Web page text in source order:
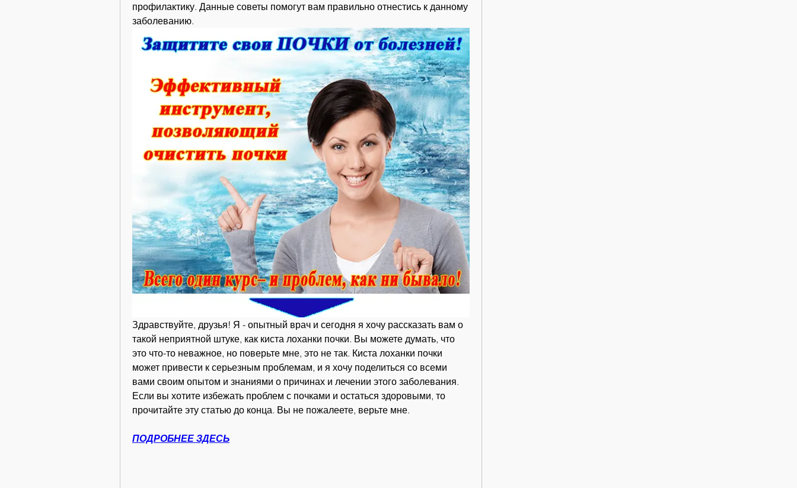
профилактику. Данные советы помогут вам правильно отнестись к данному
заболеванию.
Здравствуйте, друзья! Я - опытный врач и сегодня я хочу рассказать вам о
такой неприятной штуке, как киста лоханки почки. Вы можете думать, что
это что-то неважное, но поверьте мне, это не так. Киста лоханки почки
может привести к серьезным проблемам, и я хочу поделиться со всеми
вами своим опытом и знаниями о причинах и лечении этого заболевания.
Если вы хотите избежать проблем с почками и остаться здоровыми, то
прочитайте эту статью до конца. Вы не пожалеете, верьте мне.
ПОДРОБНЕЕ ЗДЕСЬ